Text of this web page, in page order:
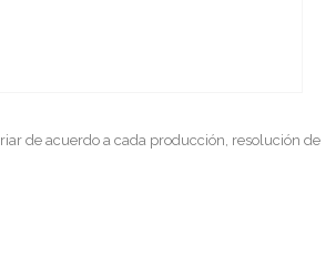
de acuerdo a cada producción, resolución de